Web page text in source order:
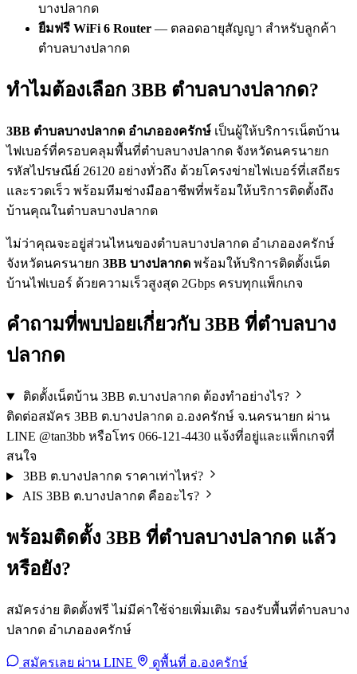
บางปลากด
ยืมฟรี WiFi 6 Router — ตลอดอายุสัญญา สำหรับลูกค้า
ตำบลบางปลากด
ทำไมต้องเลือก 3BB ตำบลบางปลากด?
3BB ตำบลบางปลากด อำเภอองครักษ์ เป็นผู้ให้บริการเน็ตบ้าน
ไฟเบอร์ที่ครอบคลุมพื้นที่ตำบลบางปลากด จังหวัดนครนายก
รหัสไปรษณีย์ 26120 อย่างทั่วถึง ด้วยโครงข่ายไฟเบอร์ที่เสถียร
และรวดเร็ว พร้อมทีมช่างมืออาชีพที่พร้อมให้บริการติดตั้งถึง
บ้านคุณในตำบลบางปลากด
ไม่ว่าคุณจะอยู่ส่วนไหนของตำบลบางปลากด อำเภอองครักษ์
จังหวัดนครนายก 3BB บางปลากด พร้อมให้บริการติดตั้งเน็ต
บ้านไฟเบอร์ ด้วยความเร็วสูงสุด 2Gbps ครบทุกแพ็กเกจ
คำถามที่พบบ่อยเกี่ยวกับ 3BB ที่ตำบลบาง
ปลากด
ติดตั้งเน็ตบ้าน 3BB ต.บางปลากด ต้องทำอย่างไร?
ติดต่อสมัคร 3BB ต.บางปลากด อ.องครักษ์ จ.นครนายก ผ่าน
LINE @tan3bb หรือโทร 066-121-4430 แจ้งที่อยู่และแพ็กเกจที่
สนใจ
3BB ต.บางปลากด ราคาเท่าไหร่?
AIS 3BB ต.บางปลากด คืออะไร?
พร้อมติดตั้ง 3BB ที่ตำบลบางปลากด แล้ว
หรือยัง?
สมัครง่าย ติดตั้งฟรี ไม่มีค่าใช้จ่ายเพิ่มเติม รองรับพื้นที่ตำบลบาง
ปลากด อำเภอองครักษ์
สมัครเลย ผ่าน LINE ดูพื้นที่ อ.องครักษ์